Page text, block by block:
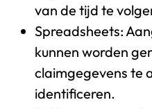
van de tijd te
Spreadsheets:
kunnen worden
claimgegevens te
identificeren.